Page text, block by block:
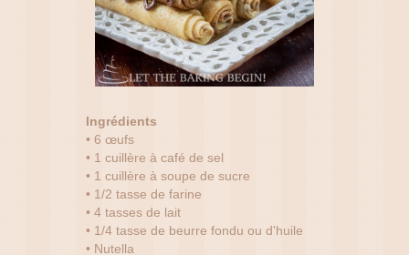
Ingrédients
• 6 œufs
• 1 cuillère à café de sel
• 1 cuillère à soupe de sucre
• 1/2 tasse de farine
• 4 tasses de lait
• 1/4 tasse de beurre fondu ou d'huile
• Nutella